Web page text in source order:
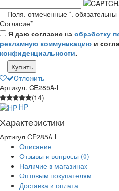
Поля, отмеченные *,
Согласие*
Я даю согласие на обработку
рекламную коммуникацию и
конфиденциальности.
Купить
Отложить
Артикул: CE285A-l
(14)
HP
Характеристики
Артикул CE285A-l
Описание
Отзывы и вопросы (0)
Наличие в магазинах
Оптовым покупателям
Доставка и оплата